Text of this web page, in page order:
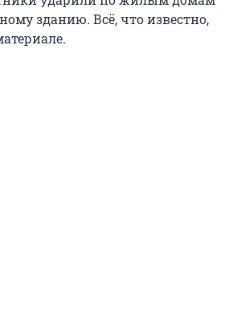
зданию. Всё, что известно,